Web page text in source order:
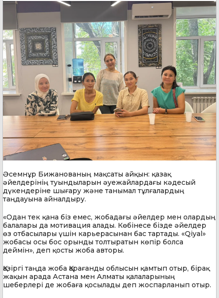
Әсемнұр Бижанованың мақсаты айқын: қазақ
әйелдерінің туындыларын әуежайлардағы кәдесый
дүкендеріне шығару және танымал тұлғалардың
таңдауына айналдыру.
«Одан тек қана біз емес, жобадағы әйелдер мен олардың
балалары да мотивация алады. Көбінесе бізде әйелдер
өз отбасылары үшін карьерасынан бас тартады. «Qiyal»
жобасы осы бос орынды толтыратын көпір болса
деймін», деп қосты жоба авторы.
Қазіргі таңда жоба Қарағанды облысын қамтып отыр, бірақ
жақын арада Астана мен Алматы қалаларының
шеберлері де жобаға қосылады деп жоспарланып отыр.